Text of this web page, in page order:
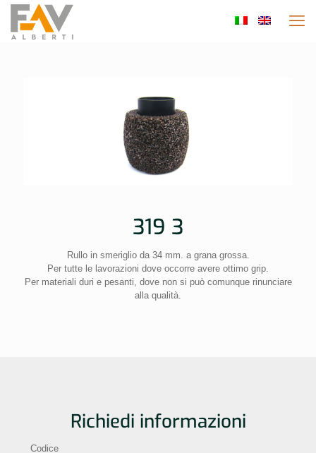
319 3
Rullo in smeriglio da 34 mm. a grana grossa.
Per tutte le lavorazioni dove occorre avere ottimo grip.
Per materiali duri e pesanti, dove non si può comunque rinunciare
alla qualità.
Richiedi informazioni
Codice